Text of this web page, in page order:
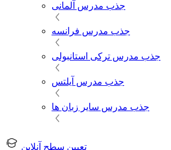
جذب مدرس آلمانی
جذب مدرس فرانسه
جذب مدرس ترکی استانبولی
جذب مدرس آیلتس
جذب مدرس سایر زبان ها
تعیین سطح آنلاین